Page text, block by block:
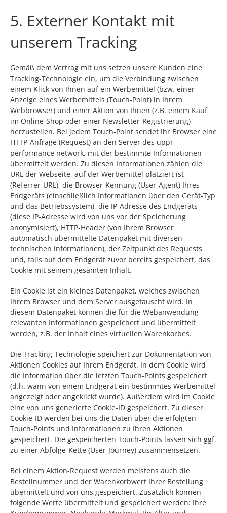
5. Externer Kontakt mit
unserem Tracking
Gemäß dem Vertrag mit uns setzen unsere Kunden eine
Tracking-Technologie ein, um die Verbindung zwischen
einem Klick von Ihnen auf ein Werbemittel (bzw. einer
Anzeige eines Werbemittels (Touch-Point) in Ihrem
Webbrowser) und einer Aktion von Ihnen (z.B. einem Kauf
im Online-Shop oder einer Newsletter-Registrierung)
herzustellen. Bei jedem Touch-Point sendet Ihr Browser eine
HTTP-Anfrage (Request) an den Server des uppr
performance network, mit der bestimmte Informationen
übermittelt werden. Zu diesen Informationen zählen die
URL der Webseite, auf der Werbemittel platziert ist
(Referrer-URL), die Browser-Kennung (User-Agent) Ihres
Endgeräts (einschließlich Informationen über den Gerät-Typ
und das Betriebssystem), die IP-Adresse des Endgeräts
(diese IP-Adresse wird von uns vor der Speicherung
anonymisiert), HTTP-Header (von Ihrem Browser
automatisch übermittelte Datenpaket mit diversen
technischen Informationen), der Zeitpunkt des Requests
und, falls auf dem Endgerät zuvor bereits gespeichert, das
Cookie mit seinem gesamten Inhalt.
Ein Cookie ist ein kleines Datenpaket, welches zwischen
Ihrem Browser und dem Server ausgetauscht wird. In
diesem Datenpaket können die für die Webanwendung
relevanten Informationen gespeichert und übermittelt
werden, z.B. der Inhalt eines virtuellen Warenkorbes.
Die Tracking-Technologie speichert zur Dokumentation von
Aktionen Cookies auf Ihrem Endgerät. In dem Cookie wird
die Information über die letzten Touch-Points gespeichert
(d.h. wann von einem Endgerät ein bestimmtes Werbemittel
angezeigt oder angeklickt wurde). Außerdem wird im Cookie
eine von uns generierte Cookie-ID gespeichert. Zu dieser
Cookie-ID werden bei uns die Daten über die erfolgten
Touch-Points und Informationen zu Ihren Aktionen
gespeichert. Die gespeicherten Touch-Points lassen sich ggf.
zu einer Abfolge-Kette (User-Journey) zusammensetzen.
Bei einem Aktion-Request werden meistens auch die
Bestellnummer und der Warenkorbwert Ihrer Bestellung
übermittelt und von uns gespeichert. Zusätzlich können
folgende Werte übermittelt und gespeichert werden: Ihre